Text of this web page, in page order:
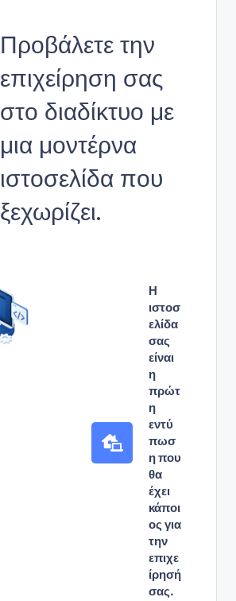
Προβάλετε την
επιχείρηση σας
στο διαδίκτυο με
μια μοντέρνα
ιστοσελίδα που
ξεχωρίζει.
Η
ιστοσ
ελίδα
σας
είναι
η
πρώτ
η
εντύ
πωσ
η που
θα
έχει
κάποι
ος για
την
επιχε
ίρησή
σας.